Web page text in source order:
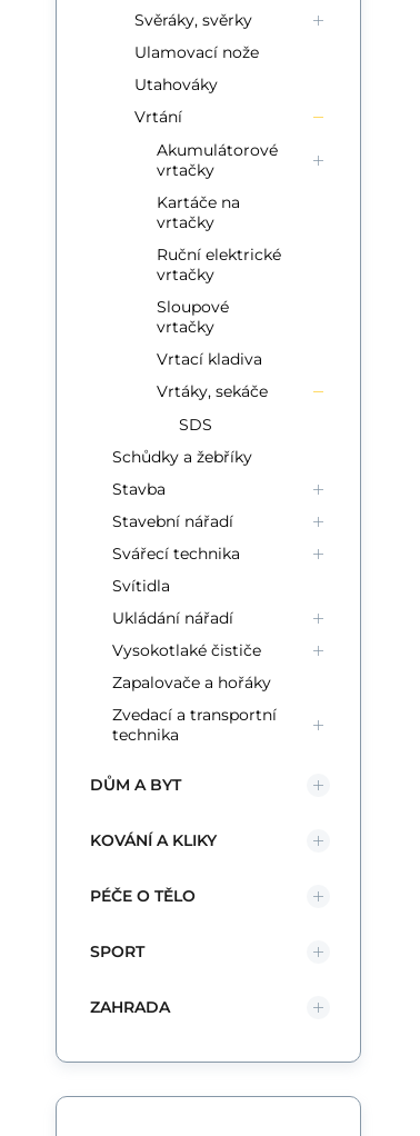
Svěráky, svěrky
Ulamovací nože
Utahováky
Vrtání
Akumulátorové
vrtačky
Kartáče na
vrtačky
Ruční elektrické
vrtačky
Sloupové
vrtačky
Vrtací kladiva
Vrtáky, sekáče
SDS
Schůdky a žebříky
Stavba
Stavební nářadí
Svářecí technika
Svítidla
Ukládání nářadí
Vysokotlaké čističe
Zapalovače a hořáky
Zvedací a transportní
technika
DŮM A BYT
KOVÁNÍ A KLIKY
PÉČE O TĚLO
SPORT
ZAHRADA